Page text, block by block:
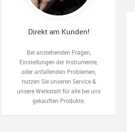
Direkt am Kunden!
Bei anstehenden Fragen,
Einstellungen der Instrumente,
oder anfallenden Problemen,
nutzen Sie unseren Service &
unsere Werkstatt für alle bei uns
gekauften Produkte.